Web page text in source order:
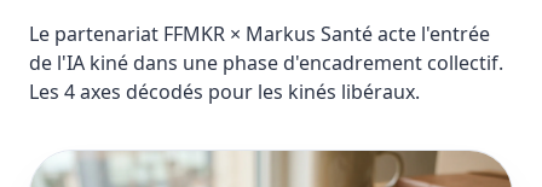
Le partenariat FFMKR × Markus Santé acte l'entrée
de l'IA kiné dans une phase d'encadrement collectif.
Les 4 axes décodés pour les kinés libéraux.